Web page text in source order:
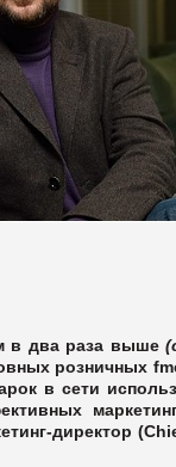
в два раза выше
розничных
в сети
директор